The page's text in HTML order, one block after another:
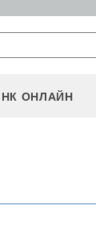
НК ОНЛАЙН